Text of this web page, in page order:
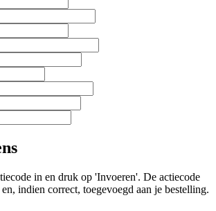
in en druk op 'Invoeren'. De actiecode
indien correct, toegevoegd aan je bestelling.